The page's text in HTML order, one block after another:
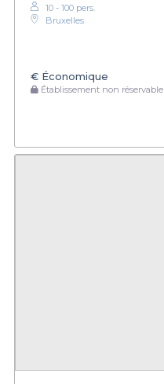
10 - 100 pers.
Bruxelles
€ Économique
Établissement non réservable